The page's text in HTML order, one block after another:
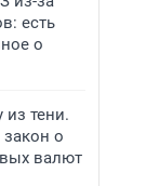
есть
о
из тени.
о
валют